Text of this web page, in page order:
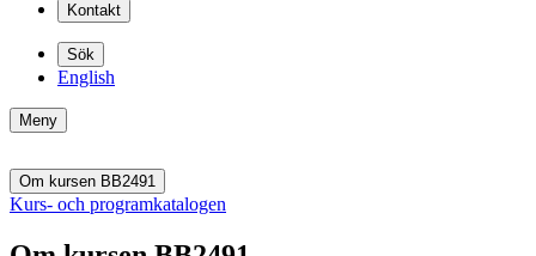
Kontakt
Sök
English
Meny
Om kursen BB2491
Kurs- och programkatalogen